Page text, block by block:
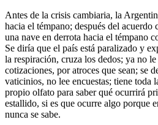
Antes de la crisis cambiaria, la
hacia el témpano; después del
una nave en derrota hacia el témpano
Se diría que el país está paralizado y
la respiración, cruza los dedos; ya no
cotizaciones, por atroces que sean; se
vaticinios, no lee encuestas; tiene toda
propio olfato para saber qué ocurrirá
estallido, si es que ocurre algo porque
nunca se sabe.